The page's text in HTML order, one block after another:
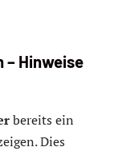
– Hinweise
bereits ein
Dies